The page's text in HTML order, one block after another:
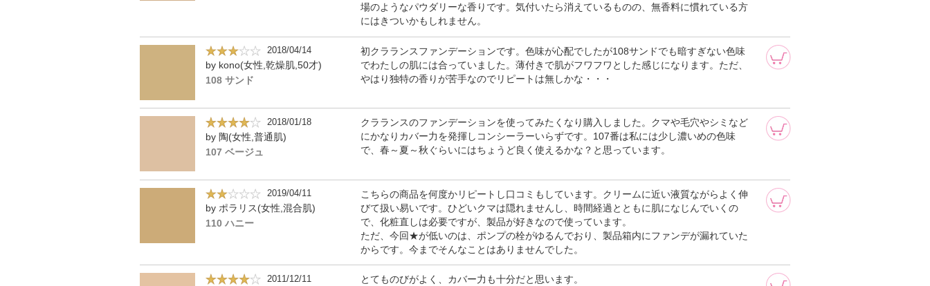
場のようなパウダリーな香りです。気付いたら消えているものの、無香料に慣れている方
にはきついかもしれません。
2018/04/14
by kono(女性,乾燥肌,50才)
108 サンド
初クラランスファンデーションです。色味が心配でしたが108サンドでも暗すぎない色味
でわたしの肌には合っていました。薄付きで肌がフワフワとした感じになります。ただ、
やはり独特の香りが苦手なのでリピートは無しかな・・・
2018/01/18
by 陶(女性,普通肌)
107 ベージュ
クラランスのファンデーションを使ってみたくなり購入しました。クマや毛穴やシミなど
にかなりカバー力を発揮しコンシーラーいらずです。107番は私には少し濃いめの色味
で、春～夏～秋ぐらいにはちょうど良く使えるかな？と思っています。
2019/04/11
by ポラリス(女性,混合肌)
110 ハニー
こちらの商品を何度かリピートし口コミもしています。クリームに近い液質ながらよく伸
びて扱い易いです。ひどいクマは隠れませんし、時間経過とともに肌になじんでいくの
で、化粧直しは必要ですが、製品が好きなので使っています。
ただ、今回★が低いのは、ポンプの栓がゆるんでおり、製品箱内にファンデが漏れていた
からです。今までそんなことはありませんでした。
2011/12/11
とてものびがよく、カバー力も十分だと思います。